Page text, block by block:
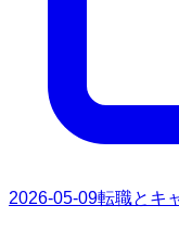
2026-05-09転職とキ